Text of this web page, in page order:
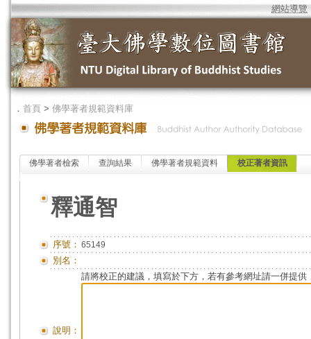
網站導覽
． 首頁 > 佛學著者規範資料庫
佛學著者檢索 查詢結果 佛學著者規範資料 校正著者資訊
釋通智
序號： 65149
別名：
說明：
請將校正的建議，填寫於下方，若有參考網址請一併提供